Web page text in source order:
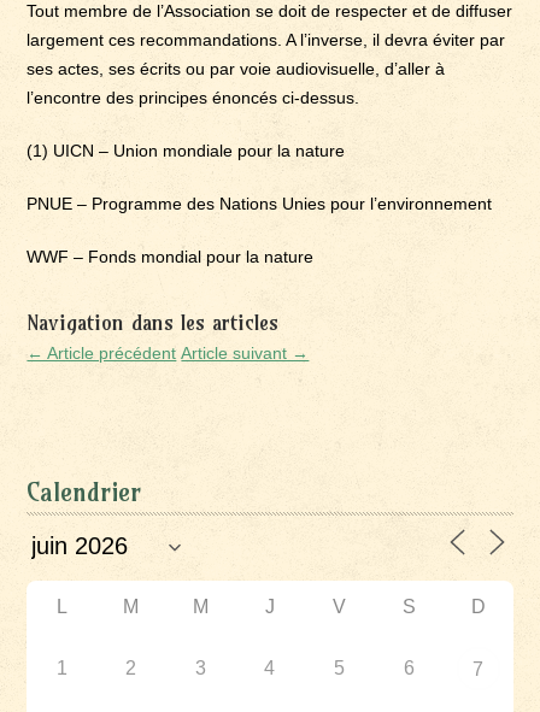
Tout membre de l’Association se doit de respecter et de diffuser
largement ces recommandations. A l’inverse, il devra éviter par
ses actes, ses écrits ou par voie audiovisuelle, d’aller à
l’encontre des principes énoncés ci-dessus.
(1) UICN – Union mondiale pour la nature
PNUE – Programme des Nations Unies pour l’environnement
WWF – Fonds mondial pour la nature
Navigation dans les articles
← Article précédent Article suivant →
Calendrier
L M M J V S D
1 2 3 4 5 6 7